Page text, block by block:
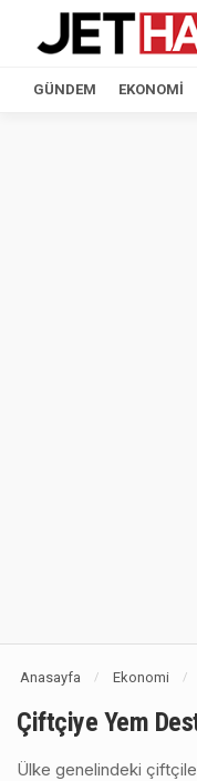
GÜNDEM EKONOMI
Anasayfa / Ekonomi /
Çiftçiye Yem
Ülke genelindeki